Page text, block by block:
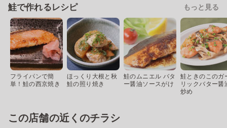
鮭で作れるレシピ もっと見る
フライパンで簡
単！鮭の西京焼き
ほっくり大根と秋
鮭の照り焼き
鮭のムニエル バタ
ー醤油ソースがけ
鮭ときのこのガ
リックバター醤
炒め
この店舗の近くのチラシ